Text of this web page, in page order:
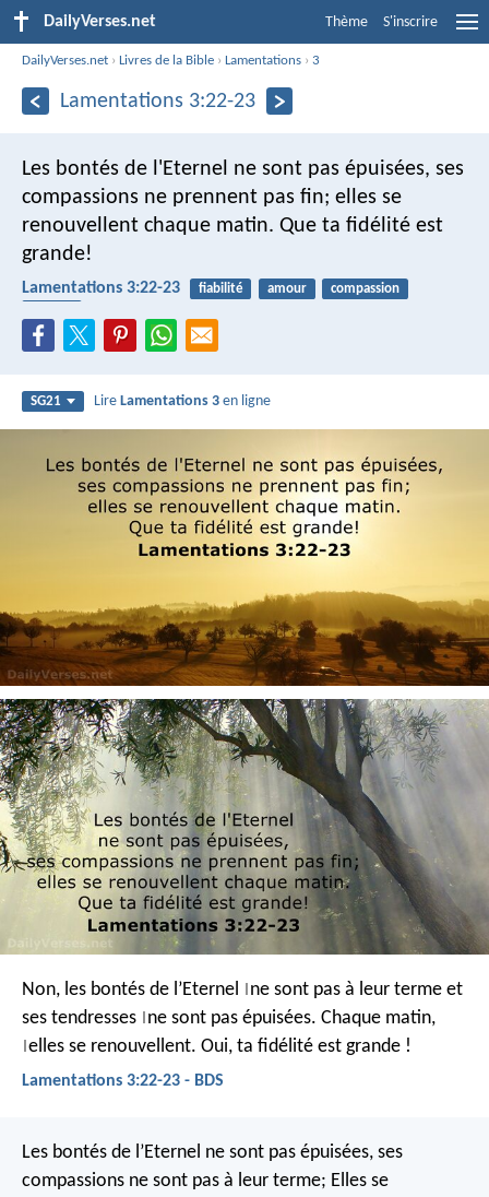
DailyVerses.net Thème S'inscrire
DailyVerses.net ›Livres de la Bible ›Lamentations ›3
Lamentations 3:22-23
Les bontés de l'Eternel ne sont pas épuisées, ses
compassions ne prennent pas fin; elles se
renouvellent chaque matin. Que ta fidélité est
grande!
Lamentations 3:22-23 fiabilité amour
compassion
SG21 LireLamentations 3 en ligne
Non, les bontés de l’Eternel ne sont pas à leur terme et
ses tendresses ne sont pas épuisées. Chaque matin,
elles se renouvellent. Oui, ta fidélité est grande !
Lamentations 3:22-23 - BDS
Les bontés de l’Eternel ne sont pas épuisées, ses
compassions ne sont pas à leur terme; Elles se